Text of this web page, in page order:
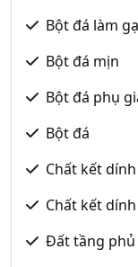
Bột đá làm
Bột đá mịn
Bột đá phụ
Bột đá
Chất kết
Chất kết
Đất tầng